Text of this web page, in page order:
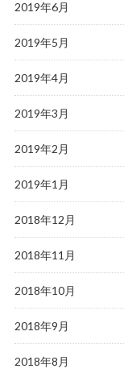
2019年6月
2019年5月
2019年4月
2019年3月
2019年2月
2019年1月
2018年12月
2018年11月
2018年10月
2018年9月
2018年8月